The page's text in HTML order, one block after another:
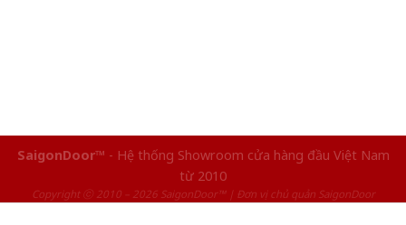
SaigonDoor™ - Hệ thống Showroom cửa hàng đầu Việt Nam
từ 2010
Copyright ⓒ 2010 – 2026 SaigonDoor™ | Đơn vị chủ quản SaigonDoor